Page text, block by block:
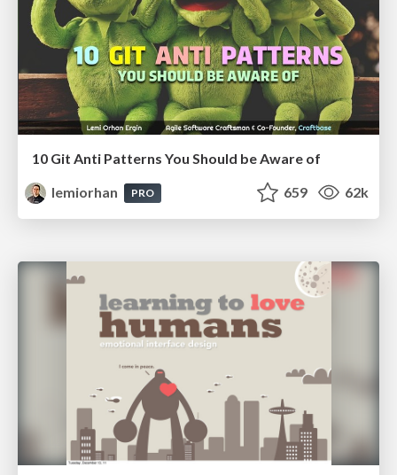
10 Git Anti Patterns You Should be Aware of
lemiorhan
PRO 659 62k